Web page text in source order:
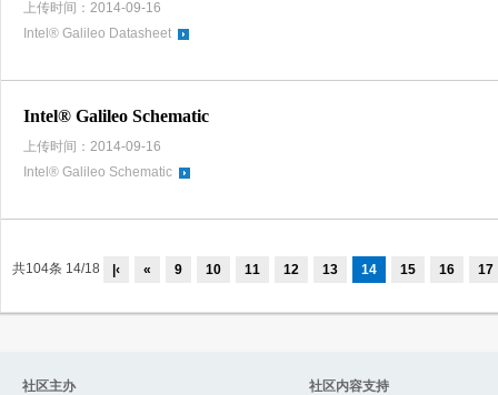
上传时间：2014-09-16
Intel® Galileo Datasheet
Intel® Galileo Schematic
上传时间：2014-09-16
Intel® Galileo Schematic
共104条 14/18 |‹ « 9 10 11 12 13 14 15 16 17
社区主办 社区内容支持